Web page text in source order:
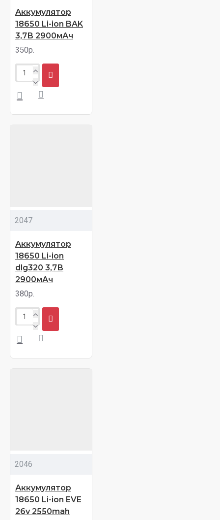
Аккумулятор
18650 Li-ion BAK
3,7В 2900мАч
350р.
2047
Аккумулятор
18650 Li-ion
dlg320 3,7В
2900мАч
380р.
2046
Аккумулятор
18650 Li-ion EVE
26v 2550mah